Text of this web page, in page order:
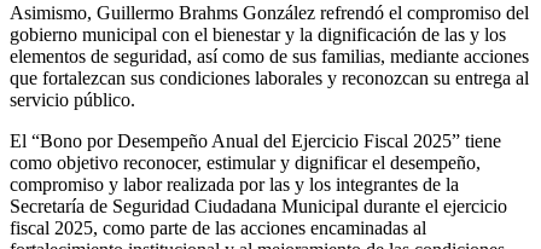
Asimismo, Guillermo Brahms González refrendó el compromiso del
gobierno municipal con el bienestar y la dignificación de las y los
elementos de seguridad, así como de sus familias, mediante acciones
que fortalezcan sus condiciones laborales y reconozcan su entrega al
servicio público.
El “Bono por Desempeño Anual del Ejercicio Fiscal 2025” tiene
como objetivo reconocer, estimular y dignificar el desempeño,
compromiso y labor realizada por las y los integrantes de la
Secretaría de Seguridad Ciudadana Municipal durante el ejercicio
fiscal 2025, como parte de las acciones encaminadas al